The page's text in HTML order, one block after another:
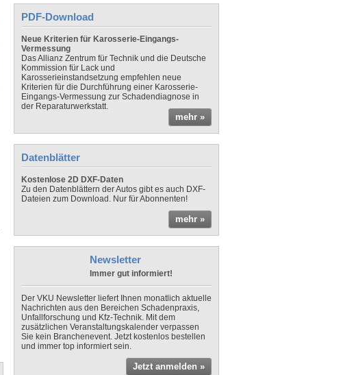
PDF-Download
Neue Kriterien für Karosserie-Eingangs-
Vermessung
Das Allianz Zentrum für Technik und die Deutsche
Kommission für Lack und
Karosserieinstandsetzung empfehlen neue
Kriterien für die Durchführung einer Karosserie-
Eingangs-Vermessung zur Schadendiagnose in
der Reparaturwerkstatt.
mehr »
Datenblätter
Kostenlose 2D DXF-Daten
Zu den Datenblättern der Autos gibt es auch DXF-
Dateien zum Download. Nur für Abonnenten!
mehr »
Newsletter
Immer gut informiert!
Der VKU Newsletter liefert Ihnen monatlich aktuelle
Nachrichten aus den Bereichen Schadenpraxis,
Unfallforschung und Kfz-Technik. Mit dem
zusätzlichen Veranstaltungskalender verpassen
Sie kein Branchenevent. Jetzt kostenlos bestellen
und immer top informiert sein.
Jetzt anmelden »